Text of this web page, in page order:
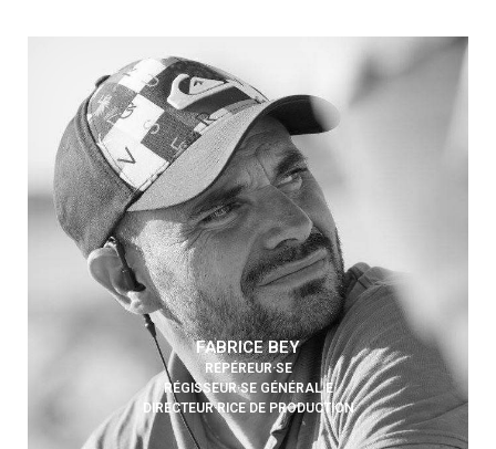
FABRICE BEY
REPÉREUR·SE
RÉGISSEUR·SE GÉNÉRAL·E
DIRECTEUR·RICE DE PRODUCTION